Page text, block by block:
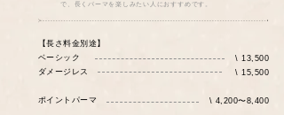
で、長くパーマを楽しみたい人におすすめです。
\ 13,500
\ 15,500
\ 4,200〜8,400
【長さ料金別途】
ベーシック
ダメージレス
​ポイントパーマ